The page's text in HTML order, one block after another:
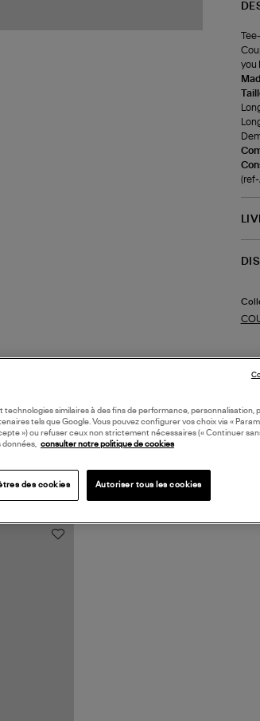
you
technologies similaires à des fins de performance, personnalisation,
tels que Google. Vous pouvez configurer vos choix via «
») ou refuser ceux non strictement nécessaires (« Continuer
données, consulter notre politique de cookies
des cookies Autoriser tous les cookies